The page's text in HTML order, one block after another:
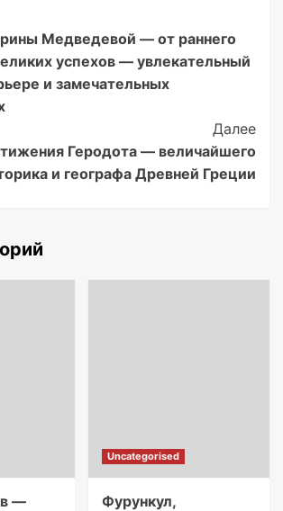
Медведевой — от раннего
успехов — увлекательный
и замечательных
Далее
Геродота — величайшего
и географа Древней Греции
—
Uncategorised
Фурункул,